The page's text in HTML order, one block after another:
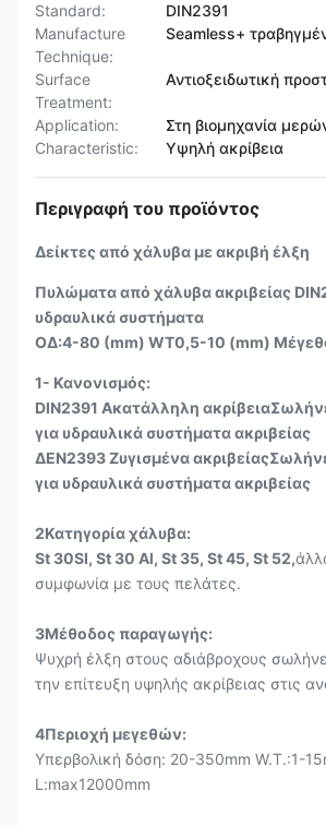
Standard:
DIN2391
Manufacture
Technique:
Seamless+
Surface
Treatment:
Αντιοξειδωτική
Application:
Στη βιομηχανία
Characteristic:
Υψηλή ακρίβεια
Περιγραφή του προϊόντος
Δείκτες από χάλυβα με ακριβή έλξη
Πυλώματα από χάλυβα ακριβείας
υδραυλικά συστήματα
ΟΔ:4-80 (mm) WT0,5-10 (mm)
1- Κανονισμός:
DIN2391 Ακατάλληλη ακρίβεια
για υδραυλικά συστήματα ακριβείας
ΔΕΝ2393 Ζυγισμένα ακριβείας
για υδραυλικά συστήματα ακριβείας
2Κατηγορία χάλυβα:
St 30SI, St 30 Al, St 35, St 45, St 52,
συμφωνία με τους πελάτες.
3Μέθοδος παραγωγής:
Ψυχρή έλξη στους αδιάβροχους
την επίτευξη υψηλής ακρίβειας στις
4Περιοχή μεγεθών:
Υπερβολική δόση: 20-350mm W.T.:1-
L:max12000mm